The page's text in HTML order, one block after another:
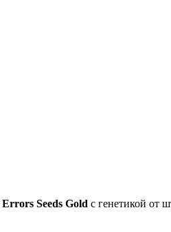
Errors Seeds Gold с генетикой от